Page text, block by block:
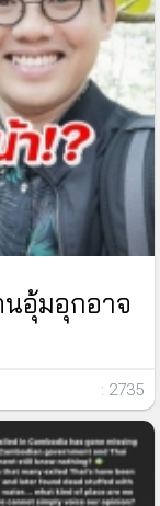
นอุ้มอุกอาจ
: 2735